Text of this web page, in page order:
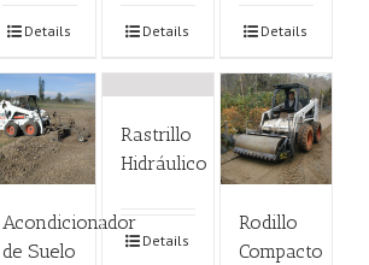
Details Details Details
Acondicionador
de Suelo
Rastrillo
Hidráulico
Details
Rodillo
Compacto